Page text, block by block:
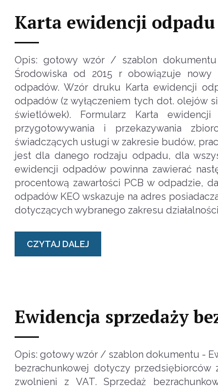
Karta ewidencji odpadu
Opis: gotowy wzór / szablon
Środowiska od 2015 r obowiązuje
odpadów. Wzór druku Karta ewidencji
odpadów (z wyłączeniem tych dot. olejów
świetlówek). Formularz Karta
przygotowywania i przekazywania
świadczących usługi w zakresie budów,
jest dla danego rodzaju odpadu, dla
ewidencji odpadów powinna zawierać
procentową zawartości PCB w odpadzie,
odpadów KEO wskazuje na adres
dotyczących wybranego zakresu
CZYTAJ DALEJ
Ewidencja sprzedaży
Opis: gotowy wzór / szablon dokumentu -
bezrachunkowej dotyczy
zwolnieni z VAT. Sprzedaż